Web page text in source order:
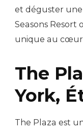
et déguster une
Seasons Resort
unique au cœur
The
York,
The Plaza est